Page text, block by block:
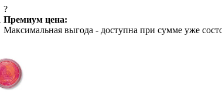
?
Премиум цена:
Максимальная выгода - доступна при сумме уже